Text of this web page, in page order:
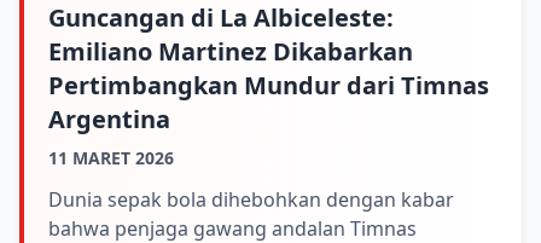
Guncangan di La Albiceleste:
Emiliano Martinez Dikabarkan
Pertimbangkan Mundur dari Timnas
Argentina
11 MARET 2026
Dunia sepak bola dihebohkan dengan kabar
bahwa penjaga gawang andalan Timnas